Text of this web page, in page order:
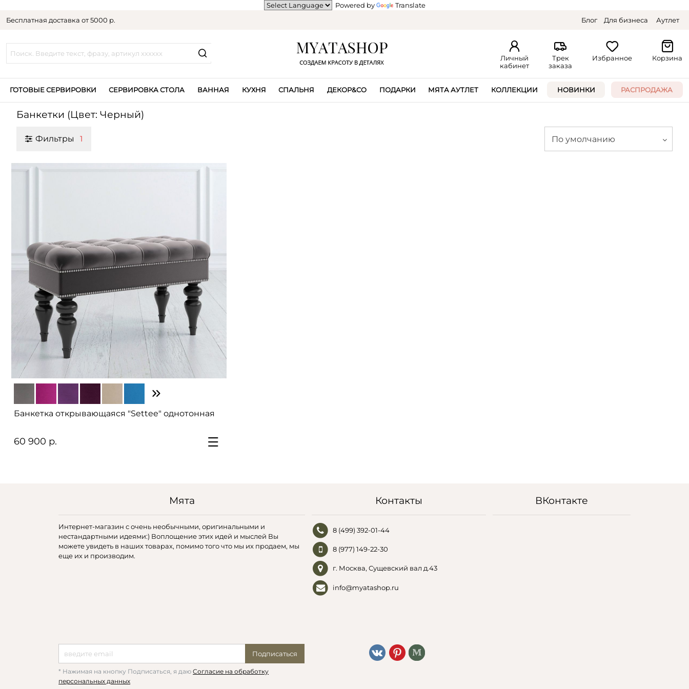
Powered by
Translate
Бесплатная доставка от 5000 р.
Блог Для бизнеса Аутлет
Личный
кабинет
Трек
заказа
Избранное Корзина
ГОТОВЫЕ СЕРВИРОВКИ СЕРВИРОВКА СТОЛА ВАННАЯ КУХНЯ СПАЛЬНЯ ДЕКОР&CO ПОДАРКИ МЯТА АУТЛЕТ КОЛЛЕКЦИИ НОВИНКИ РАСПРОДАЖА
Банкетки (Цвет: Черный)
Фильтры 1 По умолчанию
Банкетка открывающаяся "Settee" однотонная
60 900 р.
Мята
Интернет-магазин с очень необычными, оригинальными и
нестандартными идеями:) Воплощение этих идей и мыслей Вы
можете увидеть в наших товарах, помимо того что мы их продаем, мы
еще их и производим.
Подписаться
* Нажимая на кнопку Подписаться, я даюСогласие на обработку
персональных данных
Контакты
8 (499) 392-01-44
8 (977) 149-22-30
г. Москва, Сущевский вал д.43
info@myatashop.ru
ВКонтакте